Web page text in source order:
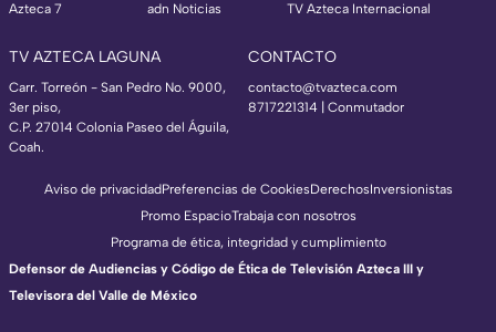
Azteca 7
adn Noticias
TV Azteca Internacional
TV AZTECA LAGUNA
Carr. Torreón - San Pedro No. 9000,
3er piso,
C.P. 27014 Colonia Paseo del Águila,
Coah.
CONTACTO
contacto@tvazteca.com
8717221314 | Conmutador
Aviso de privacidadPreferencias de CookiesDerechosInversionistas
Promo EspacioTrabaja con nosotros
Programa de ética, integridad y cumplimiento
Defensor de Audiencias y Código de Ética de Televisión Azteca III y
Televisora del Valle de México